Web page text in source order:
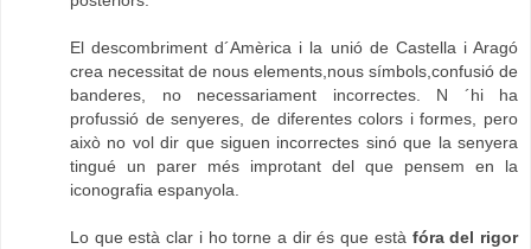
El descombriment d´Amèrica i la unió de Castella i Aragó
crea necessitat de nous elements,nous símbols,confusió de
banderes, no necessariament incorrectes. N ´hi ha
profussió de senyeres, de diferentes colors i formes, pero
això no vol dir que siguen incorrectes sinó que la senyera
tingué un parer més improtant del que pensem en la
iconografia espanyola.
Lo que està clar i ho torne a dir és que està fóra del rigor